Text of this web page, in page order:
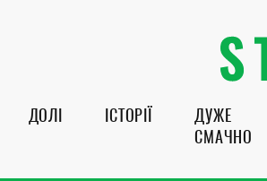
ДОЛІ ІСТОРІЇ
ДУЖЕ
СМАЧНО